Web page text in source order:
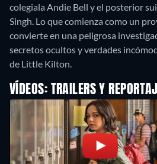
colegiala Andie Bell y el posterior
Singh. Lo que comienza como un
convierte en una peligrosa
secretos ocultos y verdades
de Little Kilton.
VÍDEOS: TRAILERS Y